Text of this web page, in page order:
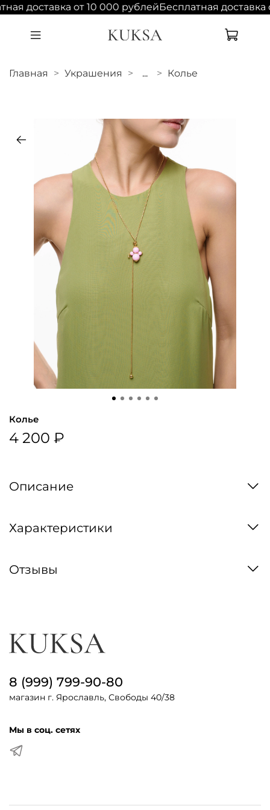
доставка от 10 000 рублейБесплатная доставка
Главная Украшения ... Колье
Колье
4 200 ₽
Описание
Характеристики
Отзывы
8 (999) 799-90-80
магазин г. Ярославль, Свободы 40/38
Мы в соц. сетях